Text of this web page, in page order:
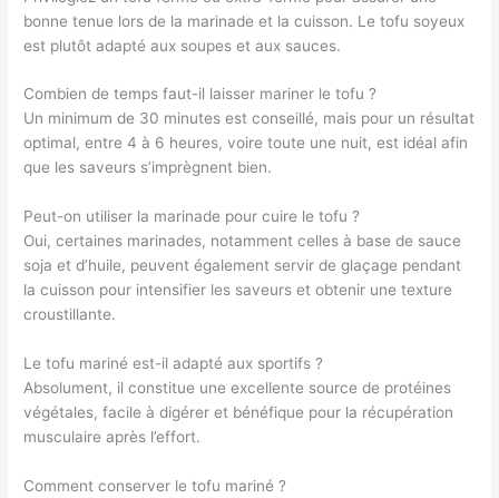
bonne tenue lors de la marinade et la cuisson. Le tofu soyeux
est plutôt adapté aux soupes et aux sauces.
Combien de temps faut-il laisser mariner le tofu ?
Un minimum de 30 minutes est conseillé, mais pour un résultat
optimal, entre 4 à 6 heures, voire toute une nuit, est idéal afin
que les saveurs s’imprègnent bien.
Peut-on utiliser la marinade pour cuire le tofu ?
Oui, certaines marinades, notamment celles à base de sauce
soja et d’huile, peuvent également servir de glaçage pendant
la cuisson pour intensifier les saveurs et obtenir une texture
croustillante.
Le tofu mariné est-il adapté aux sportifs ?
Absolument, il constitue une excellente source de protéines
végétales, facile à digérer et bénéfique pour la récupération
musculaire après l’effort.
Comment conserver le tofu mariné ?